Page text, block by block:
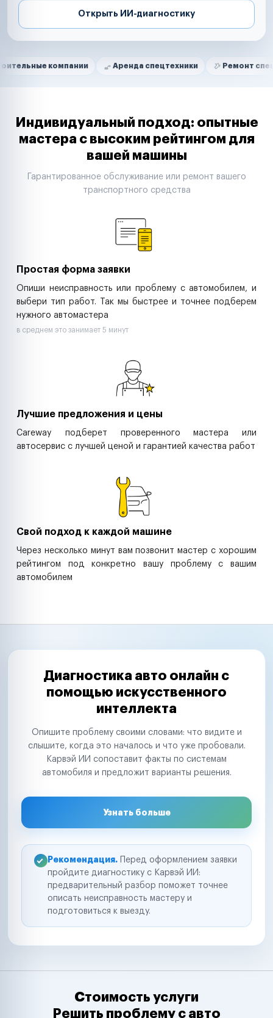
Открыть ИИ-диагностику
Нам доверяют
компании Аренда спецтехники Ремонт спецтехники
Маркетплейсы
Таксопарки
Автодилеры
Строительные компании
Аренда спецтехники
Индивидуальный подход: опытные
мастера с высоким рейтингом для
вашей машины
Гарантированное обслуживание или ремонт вашего
транспортного средства
Простая форма заявки
Опиши неисправность или проблему с автомобилем, и
выбери тип работ. Так мы быстрее и точнее подберем
нужного автомастера
в среднем это занимает 5 минут
Лучшие предложения и цены
Careway подберет проверенного мастера или
автосервис с лучшей ценой и гарантией качества работ
Свой подход к каждой машине
Через несколько минут вам позвонит мастер с хорошим
рейтингом под конкретно вашу проблему с вашим
автомобилем
Диагностика авто онлайн с
помощью искусственного
интеллекта
Опишите проблему своими словами: что видите и
слышите, когда это началось и что уже пробовали.
Карвэй ИИ сопоставит факты по системам
автомобиля и предложит варианты решения.
Узнать больше
Рекомендация. Перед оформлением заявки
пройдите диагностику с Карвэй ИИ:
предварительный разбор поможет точнее
описать неисправность мастеру и
подготовиться к выезду.
Стоимость услуги
Решить проблему с авто